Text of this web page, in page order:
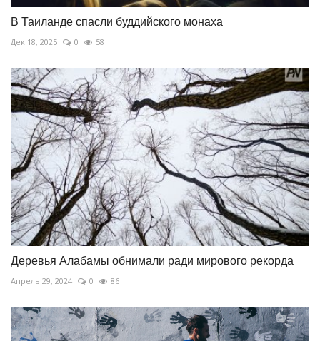
В Таиланде спасли буддийского монаха
Дек 18, 2025 0 58
Деревья Алабамы обнимали ради мирового рекорда
Апрель 29, 2024 0 86